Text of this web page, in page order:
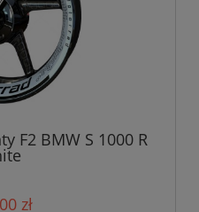
F2 BMW S 1000 R
zł